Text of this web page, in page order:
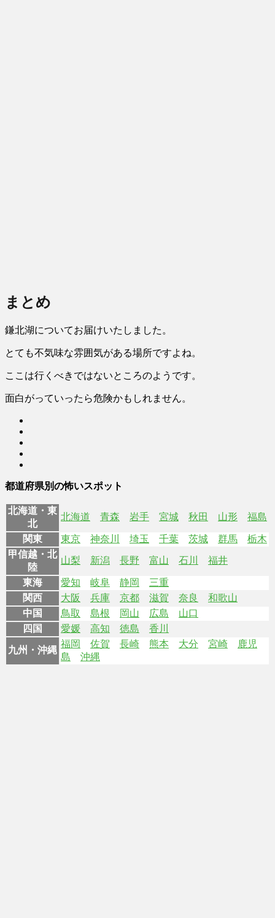
まとめ
鎌北湖についてお届けいたしました。
とても不気味な雰囲気がある場所ですよね。
ここは行くべきではないところのようです。
面白がっていったら危険かもしれません。
都道府県別の怖いスポット
北海道・東
北
北海道 青森 岩手 宮城 秋田 山形 福島
関東 東京 神奈川 埼玉 千葉 茨城 群馬
栃木
甲信越・北
陸
山梨 新潟 長野 富山 石川 福井
東海 愛知 岐阜 静岡
三重
関西
大阪 兵庫 京都 滋賀 奈良
和歌山
中国
鳥取 島根 岡山 広島
山口
四国
愛媛 高知 徳島 香川
九州・沖縄
福岡 佐賀 長崎 熊本 大分 宮崎
鹿児
島
沖縄